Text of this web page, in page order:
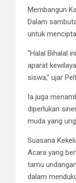
Membangun
Dalam
untuk
“Halal Bihalal
aparat
siswa,” ujar
Ia juga
diperlukan
muda yang
Suasana
Acara yang
tamu
dalam